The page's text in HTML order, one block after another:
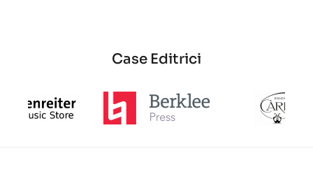
Case Editrici